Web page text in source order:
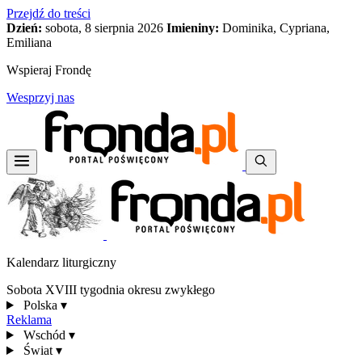
Przejdź do treści
Dzień: sobota, 8 sierpnia 2026 Imieniny: Dominika, Cypriana,
Emiliana
Wspieraj Frondę
Wesprzyj nas
Kalendarz liturgiczny
Sobota XVIII tygodnia okresu zwykłego
Polska ▾
Reklama
Wschód ▾
Świat ▾